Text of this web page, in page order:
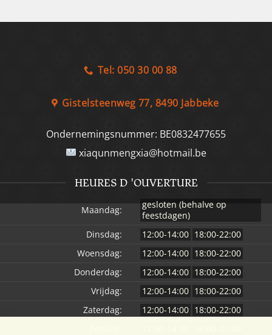
Tel: 050 30 00 88
Gistelsteenweg 77, 8490 Jabbeke
Ondernemingsnummer: BE0832477655
xiaqunmengxia@hotmail.be
HEURES D 'OUVERTURE
Maandag:
gesloten (behalve op
feestdagen)
Dinsdag:
12:00-14:00 18:00-22:00
Woensdag:
12:00-14:00 18:00-22:00
Donderdag:
12:00-14:00 18:00-22:00
Vrijdag:
12:00-14:00 18:00-22:00
Zaterdag:
12:00-14:00 18:00-22:00